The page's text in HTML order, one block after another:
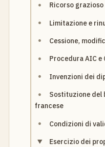
Ricorso grazioso
Limitazione e
Cessione,
Procedura AIC e
Invenzioni dei
Sostituzione del
francese
Condizioni di
Esercizio dei